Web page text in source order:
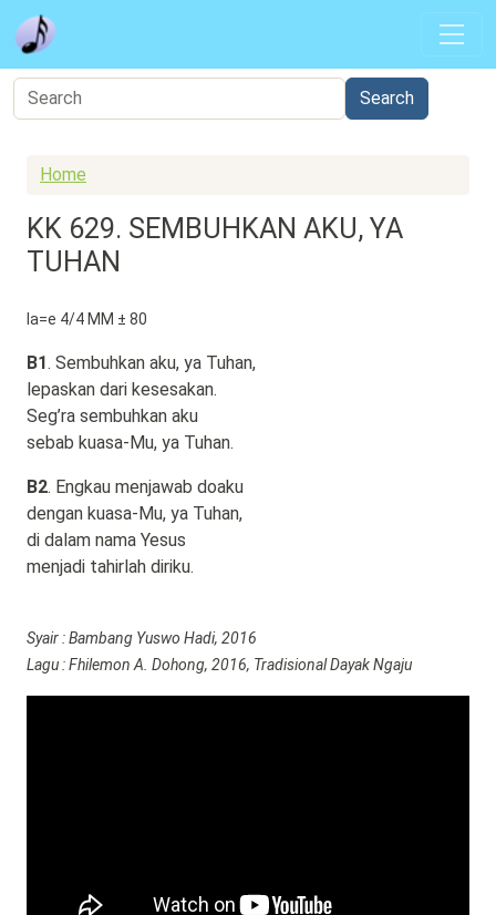
Skip to main content
Home
KK 629. SEMBUHKAN AKU, YA
TUHAN
la=e 4/4 MM ± 80
B1. Sembuhkan aku, ya Tuhan,
lepaskan dari kesesakan.
Seg’ra sembuhkan aku
sebab kuasa-Mu, ya Tuhan.
B2. Engkau menjawab doaku
dengan kuasa-Mu, ya Tuhan,
di dalam nama Yesus
menjadi tahirlah diriku.
Syair : Bambang Yuswo Hadi, 2016
Lagu : Fhilemon A. Dohong, 2016, Tradisional Dayak Ngaju